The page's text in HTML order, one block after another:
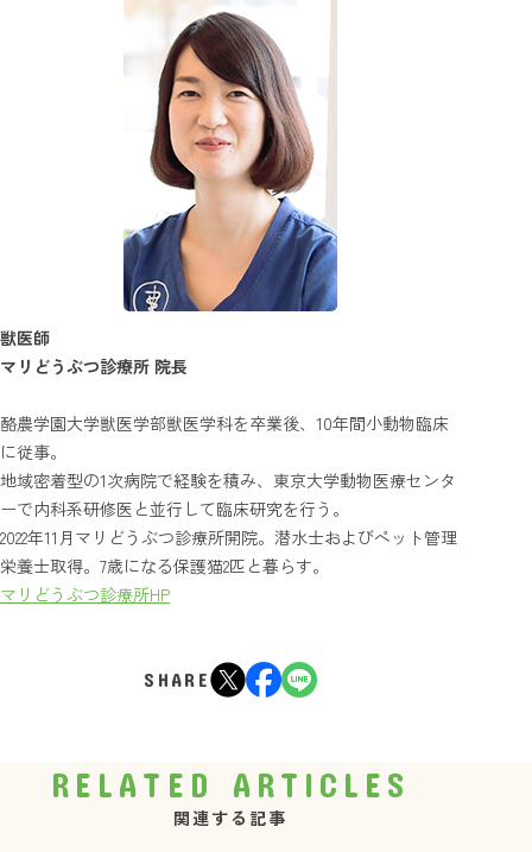
獣医師
マリどうぶつ診療所 院長
酪農学園大学獣医学部獣医学科を卒業後、10年間小動物臨床
に従事。
地域密着型の1次病院で経験を積み、東京大学動物医療センタ
ーで内科系研修医と並行して臨床研究を行う。
2022年11月マリどうぶつ診療所開院。潜水士およびペット管理
栄養士取得。7歳になる保護猫2匹と暮らす。
マリどうぶつ診療所HP
SHARE
RELATED ARTICLES
関連する記事